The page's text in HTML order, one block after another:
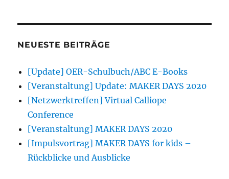
NEUESTE BEITRÄGE
[Update] OER-Schulbuch/ABC E-Books
[Veranstaltung] Update: MAKER DAYS 2020
[Netzwerktreffen] Virtual Calliope
Conference
[Veranstaltung] MAKER DAYS 2020
[Impulsvortrag] MAKER DAYS for kids –
Rückblicke und Ausblicke